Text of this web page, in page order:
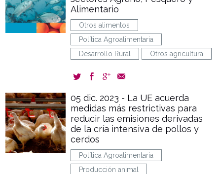
Alimentario
Otros alimentos
Política Agroalimentaria
Desarrollo Rural
Otros agricultura
05 dic. 2023 - La UE acuerda
medidas más restrictivas para
reducir las emisiones derivadas
de la cría intensiva de pollos y
cerdos
Política Agroalimentaria
Producción animal